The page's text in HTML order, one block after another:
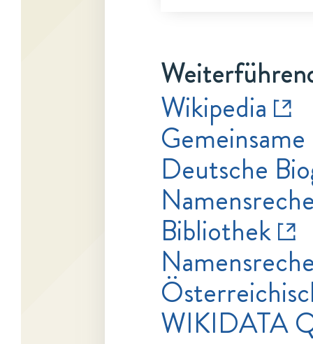
Wikipedia
Deutsche
Bibliothek
WIKIDATA